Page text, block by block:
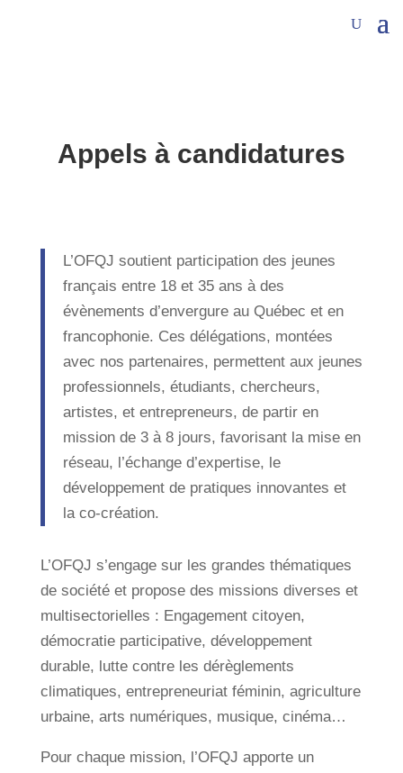
Appels à candidatures
L’OFQJ soutient participation des jeunes
français entre 18 et 35 ans à des
évènements d’envergure au Québec et en
francophonie. Ces délégations, montées
avec nos partenaires, permettent aux jeunes
professionnels, étudiants, chercheurs,
artistes, et entrepreneurs, de partir en
mission de 3 à 8 jours, favorisant la mise en
réseau, l’échange d’expertise, le
développement de pratiques innovantes et
la co-création.
L’OFQJ s’engage sur les grandes thématiques
de société et propose des missions diverses et
multisectorielles : Engagement citoyen,
démocratie participative, développement
durable, lutte contre les dérèglements
climatiques, entrepreneuriat féminin, agriculture
urbaine, arts numériques, musique, cinéma…
Pour chaque mission, l’OFQJ apporte un